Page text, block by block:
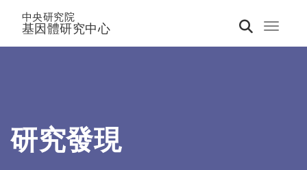
Toggle
中央研究院
基因體研究中心
研究發現